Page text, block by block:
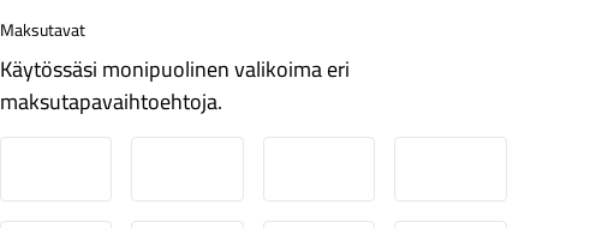
Maksutavat
Käytössäsi monipuolinen valikoima eri
maksutapavaihtoehtoja.